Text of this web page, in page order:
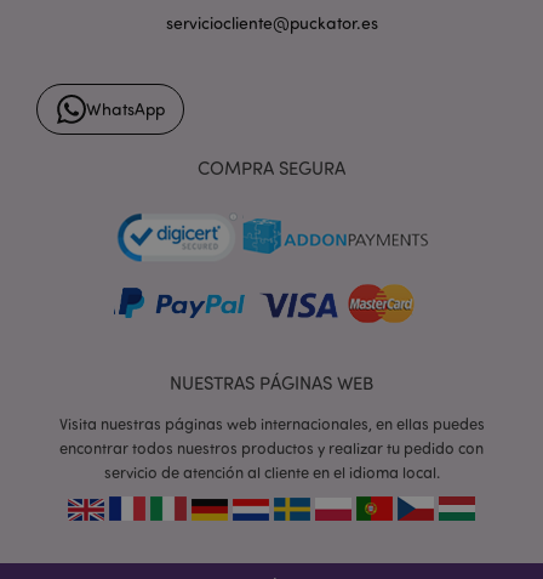
serviciocliente@puckator.es
WhatsApp
COMPRA SEGURA
NUESTRAS PÁGINAS WEB
Visita nuestras páginas web internacionales, en ellas puedes
encontrar todos nuestros productos y realizar tu pedido con
servicio de atención al cliente en el idioma local.
form_key
PHPSESSID
PHP.net
.www.puckator.es